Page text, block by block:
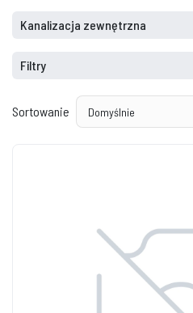
Kanalizacja zewnętrzna
Filtry
Sortowanie